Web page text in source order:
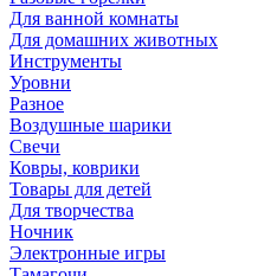
Для ванной комнаты
Для домашних животных
Инструменты
Уровни
Разное
Воздушные шарики
Свечи
Ковры, коврики
Товары для детей
Для творчества
Ночник
Электронные игры